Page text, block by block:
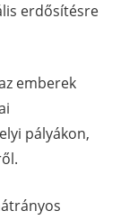
erdősítésre
emberek
pályákon,